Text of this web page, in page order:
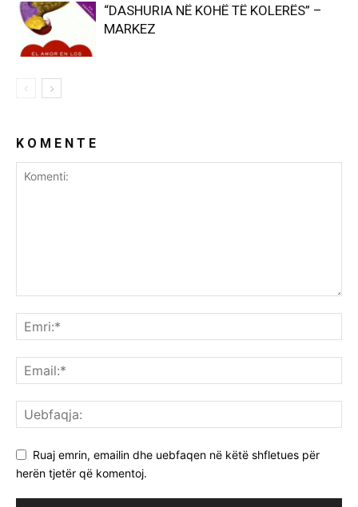
“DASHURIA NË KOHË TË KOLERËS” –
MARKEZ
K O M E N T E
Ruaj emrin, emailin dhe uebfaqen në këtë shfletues për
herën tjetër që komentoj.